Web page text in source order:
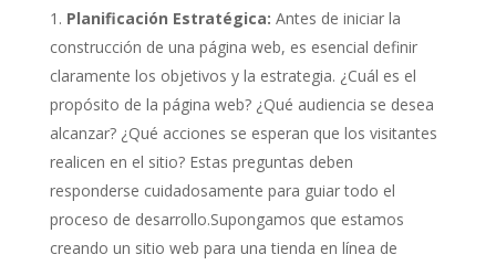
Planificación Estratégica: Antes de iniciar la
construcción de una página web, es esencial definir
claramente los objetivos y la estrategia. ¿Cuál es el
propósito de la página web? ¿Qué audiencia se desea
alcanzar? ¿Qué acciones se esperan que los visitantes
realicen en el sitio? Estas preguntas deben
responderse cuidadosamente para guiar todo el
proceso de desarrollo.Supongamos que estamos
creando un sitio web para una tienda en línea de